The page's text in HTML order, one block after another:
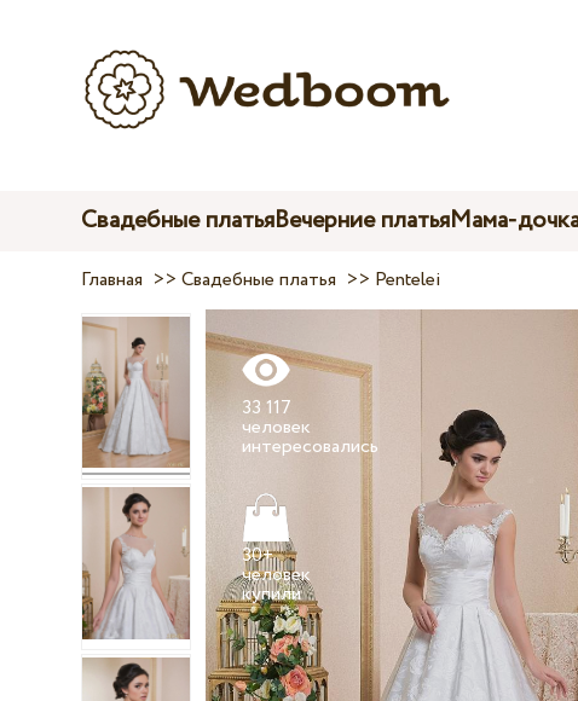
Свадебные платьяВечерние платьяМама-
Главная >>Свадебные платья >> Pentelei
33 117
человек
30+
человек
купили